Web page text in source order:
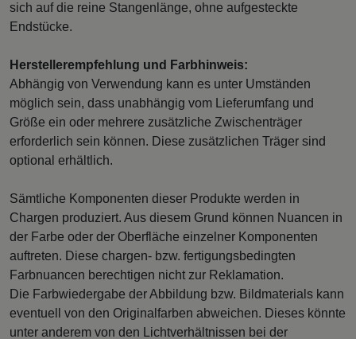
sich auf die reine Stangenlänge, ohne aufgesteckte
Endstücke.
Herstellerempfehlung und Farbhinweis:
Abhängig von Verwendung kann es unter Umständen
möglich sein, dass unabhängig vom Lieferumfang und
Größe ein oder mehrere zusätzliche Zwischenträger
erforderlich sein können. Diese zusätzlichen Träger sind
optional erhältlich.
Sämtliche Komponenten dieser Produkte werden in
Chargen produziert. Aus diesem Grund können Nuancen in
der Farbe oder der Oberfläche einzelner Komponenten
auftreten. Diese chargen- bzw. fertigungsbedingten
Farbnuancen berechtigen nicht zur Reklamation.
Die Farbwiedergabe der Abbildung bzw. Bildmaterials kann
eventuell von den Originalfarben abweichen. Dieses könnte
unter anderem von den Lichtverhältnissen bei der